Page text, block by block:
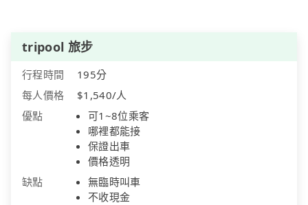
tripool 旅步
行程時間
195分
每人價格
$1,540/人
優點
可1~8位乘客
哪裡都能接
保證出車
價格透明
缺點
無臨時叫車
不收現金